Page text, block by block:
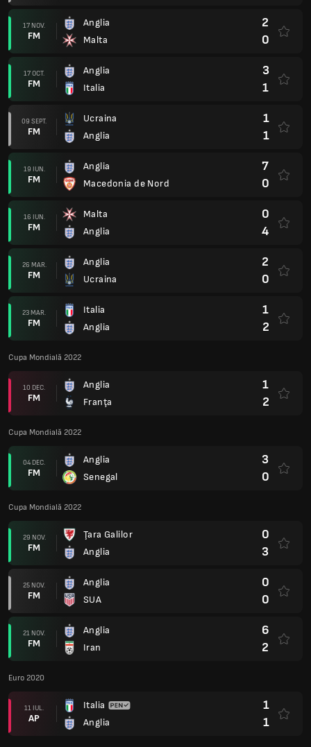
17 NOV.
FM
Anglia
Malta
2
0
17 OCT.
FM
Anglia
Italia
3
1
09 SEPT.
FM
Ucraina
Anglia
1
1
19 IUN.
FM
Anglia
Macedonia de Nord
7
0
16 IUN.
FM
Malta
Anglia
0
4
26 MAR.
FM
Anglia
Ucraina
2
0
23 MAR.
FM
Italia
Anglia
1
2
Cupa Mondială 2022
10 DEC.
FM
Anglia
Franţa
1
2
Cupa Mondială 2022
04 DEC.
FM
Anglia
Senegal
3
0
Cupa Mondială 2022
29 NOV.
FM
Ţara Galilor
Anglia
0
3
25 NOV.
FM
Anglia
SUA
0
0
21 NOV.
FM
Anglia
Iran
6
2
Euro 2020
11 IUL.
AP
Italia
Anglia
1
1